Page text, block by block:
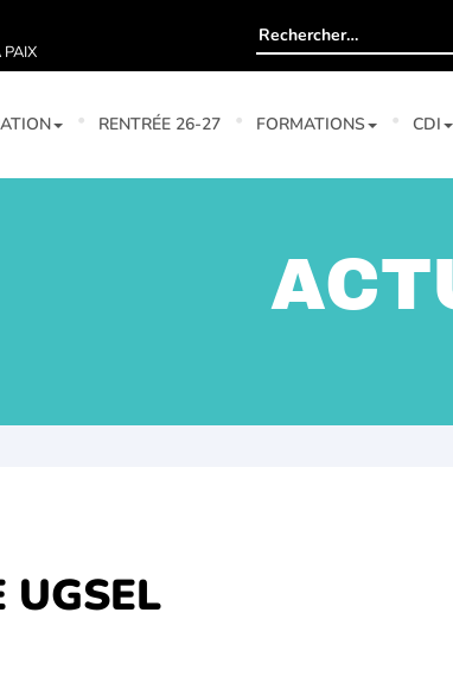
PAIX
Rechercher :
RENTRÉE 26-27 FORMATIONS CDI
UGSEL